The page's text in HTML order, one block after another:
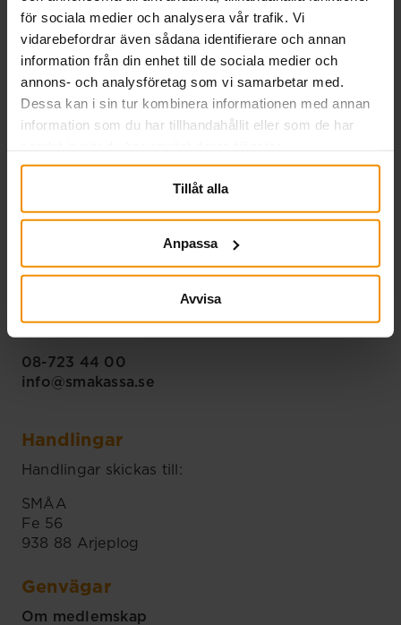
för sociala medier och analysera vår trafik. Vi
vidarebefordrar även sådana identifierare och annan
information från din enhet till de sociala medier och
annons- och analysföretag som vi samarbetar med.
Dessa kan i sin tur kombinera informationen med annan
information som du har tillhandahållit eller som de har
Tillåt alla
Anpassa
Avvisa
SMÅA startade sin verksamhet 1969 och är i dag
Sveriges största företagarägda
medlemsorganisation.
Logga in på våra e-tjänster för att se status i ditt
08-723 44 00
info@smakassa.se
Handlingar
Handlingar skickas till:
SMÅA
Fe 56
938 88 Arjeplog
Genvägar
Om medlemskap